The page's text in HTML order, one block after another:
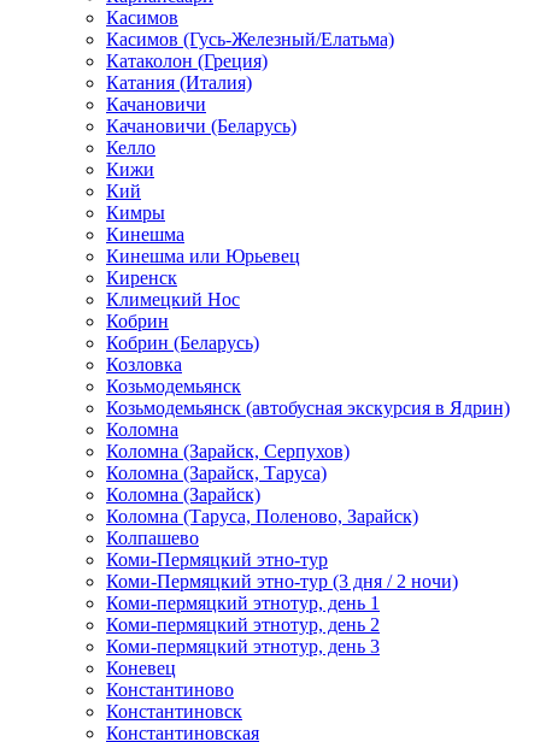
Касимов
Касимов (Гусь-Железный/Елатьма)
Катаколон (Греция)
Катания (Италия)
Качановичи
Качановичи (Беларусь)
Келло
Кижи
Кий
Кимры
Кинешма
Кинешма или Юрьевец
Киренск
Климецкий Нос
Кобрин
Кобрин (Беларусь)
Козловка
Козьмодемьянск
Козьмодемьянск (автобусная экскурсия в Ядрин)
Коломна
Коломна (Зарайск, Серпухов)
Коломна (Зарайск, Таруса)
Коломна (Зарайск)
Коломна (Таруса, Поленово, Зарайск)
Колпашево
Коми-Пермяцкий этно-тур
Коми-Пермяцкий этно-тур (3 дня / 2 ночи)
Коми-пермяцкий этнотур, день 1
Коми-пермяцкий этнотур, день 2
Коми-пермяцкий этнотур, день 3
Коневец
Константиново
Константиновск
Константиновская